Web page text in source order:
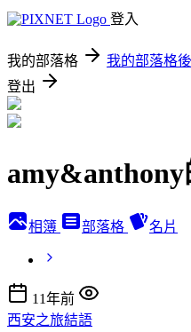
登入
我的部落格 我的部落格
登出
相簿 部落格 名片
11年前
西安之旅結語